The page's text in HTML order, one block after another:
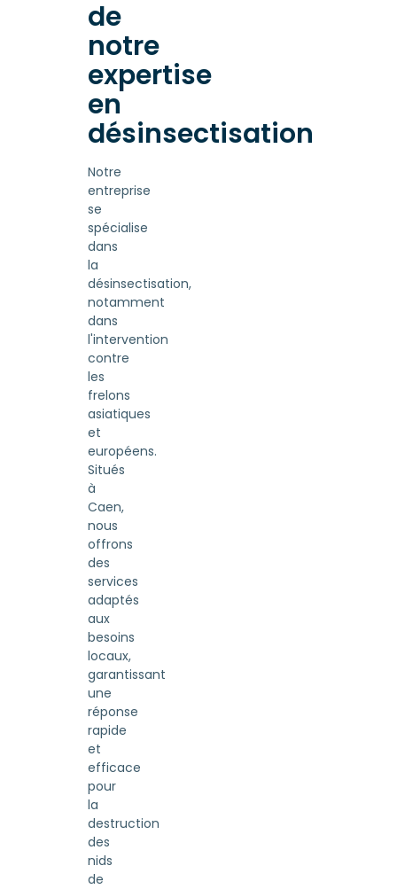
de
notre
expertise
en
désinsectisation
Notre
entreprise
se
spécialise
dans
la
désinsectisation,
notamment
dans
l'intervention
contre
les
frelons
asiatiques
et
européens.
Situés
à
Caen,
nous
offrons
des
services
adaptés
aux
besoins
locaux,
garantissant
une
réponse
rapide
et
efficace
pour
la
destruction
des
nids
de